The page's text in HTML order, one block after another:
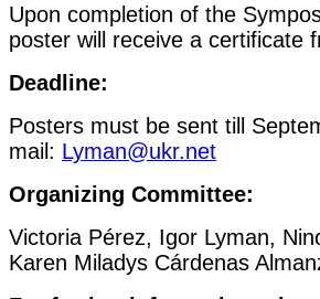
Upon completion of the
poster will receive a certificate
Deadline:
Posters must be sent till
mail: Lyman@ukr.net
Organizing Committee:
Victoria Pérez, Igor Lyman,
Karen Miladys Cárdenas